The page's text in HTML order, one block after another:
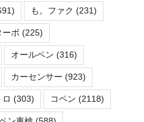
も。ファク (231)
ーボ (225)
オールペン (316)
カーセンサー (923)
ロ (303) コペン (2118)